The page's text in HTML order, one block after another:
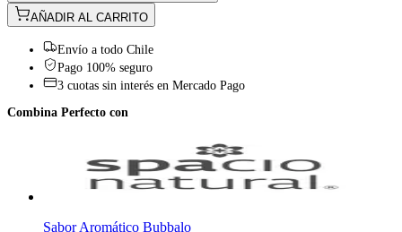
AÑADIR AL CARRITO
Envío a todo Chile
Pago 100% seguro
3 cuotas sin interés en Mercado Pago
Combina Perfecto con
Sabor Aromático Bubbalo